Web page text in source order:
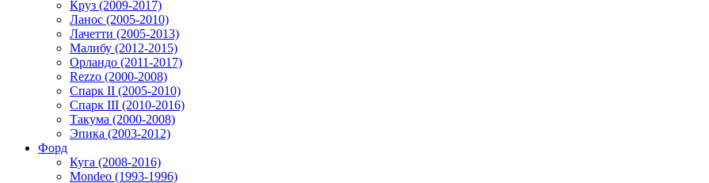
Круз (2009-2017)
Ланос (2005-2010)
Лачетти (2005-2013)
Малибу (2012-2015)
Орландо (2011-2017)
Rezzo (2000-2008)
Спарк II (2005-2010)
Спарк III (2010-2016)
Такума (2000-2008)
Эпика (2003-2012)
Форд
Куга (2008-2016)
Mondeo (1993-1996)